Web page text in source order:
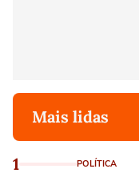
Mais lidas
1 POLÍTICA